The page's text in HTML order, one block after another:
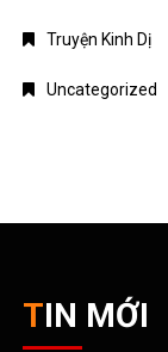
Truyện Kinh Dị
Uncategorized
TIN MỚI